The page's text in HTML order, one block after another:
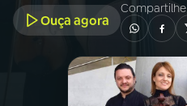
A RÁDIO
PROGRAMAÇÃO
Ouça agora
Compartilhe